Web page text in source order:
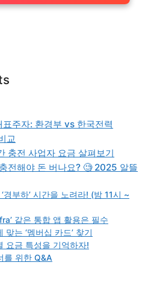
표주자: 환경부 vs 한국전력
교
충전 사업자 요금 살펴보기
전해야 돈 버나요? 🧐 2025 알뜰
경부하’ 시간을 노려라! (밤 11시 ~
같은 통합 앱 활용은 필수
맞는 ‘멤버십 카드’ 찾기
요금 특성을 기억하자!
를 위한 Q&A